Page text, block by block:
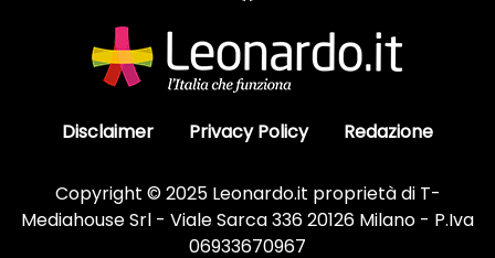
Disclaimer Privacy Policy Redazione
Copyright © 2025 Leonardo.it proprietà di T-
Mediahouse Srl - Viale Sarca 336 20126 Milano - P.Iva
06933670967